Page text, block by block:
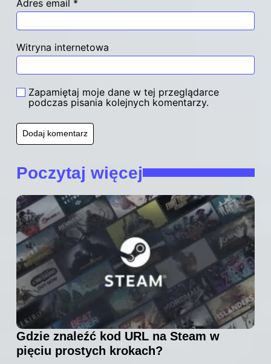
Adres email *
Witryna internetowa
Zapamiętaj moje dane w tej przeglądarce
podczas pisania kolejnych komentarzy.
Poczytaj więcej
Gdzie znaleźć kod URL na Steam w
pięciu prostych krokach?